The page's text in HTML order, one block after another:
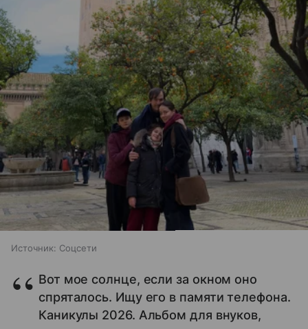
Источник: Соцсети
Вот мое солнце, если за окном оно
спряталось. Ищу его в памяти телефона.
Каникулы 2026. Альбом для внуков,